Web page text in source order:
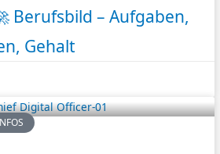
Berufsbild – Aufgaben,
Gehalt